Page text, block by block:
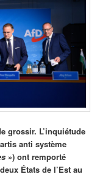
grossir. L’inquiétude
anti système
») ont remporté
États de l’Est au